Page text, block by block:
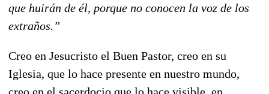
que huirán de él, porque no conocen la voz de los
extraños.”
Creo en Jesucristo el Buen Pastor, creo en su
Iglesia, que lo hace presente en nuestro mundo,